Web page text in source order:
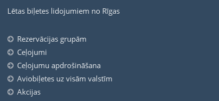
Lētas biļetes lidojumiem no Rīgas
Rezervācijas grupām
Ceļojumi
Ceļojumu apdrošināšana
Aviobiļetes uz visām valstīm
Akcijas